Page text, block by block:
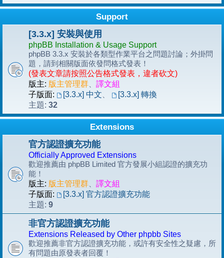
Support
[3.3.x] 安裝與使用
phpBB Installation & Usage Support
phpBB 3.3.x 安裝於各類型作業平台之問題討論；外掛問
題，請到相關版面依發問格式發表！
(發表文章請按照公告格式發表，違者砍文)
版主: 版主管理群
譯文組
子版面:
[3.3.x] 中文
[3.3.x] 轉換
主題: 32
Extensions
官方認證擴充功能
Officially Approved Extensions
歡迎推薦由 phpBB Limited 官方發展小組認證的擴充功
能！
版主: 版主管理群
譯文組
子版面:
[3.3.x] 官方認證擴充功能
主題: 9
非官方認證擴充功能
Extensions Released by Other phpbb Sites
歡迎推薦非官方認證擴充功能，或許有安全性之疑慮，所
有問題由原發表者回覆！